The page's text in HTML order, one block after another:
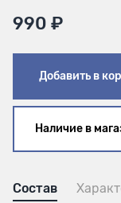
990 ₽
Добавить в
Наличие в
Состав